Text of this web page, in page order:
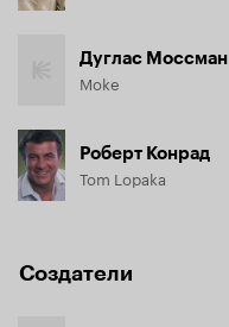
Дуглас Моссман
Moke
Роберт Конрад
Tom Lopaka
Создатели